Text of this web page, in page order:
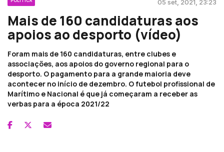
05 set, 2021, 23:23
Mais de 160 candidaturas aos
apoios ao desporto (vídeo)
Foram mais de 160 candidaturas, entre clubes e
associações, aos apoios do governo regional para o
desporto. O pagamento para a grande maioria deve
acontecer no início de dezembro. O futebol profissional de
Marítimo e Nacional é que já começaram a receber as
verbas para a época 2021/22